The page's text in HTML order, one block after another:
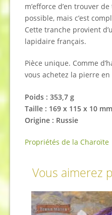
m’efforce d’en trouver
possible, mais c’est
Cette tranche provient
lapidaire français.
Pièce unique. Comme
vous achetez la pierre en
Poids : 353,7 g
Taille : 169 x 115 x 10 mm
Origine : Russie
Propriétés de la Charoïte
Vous aimerez